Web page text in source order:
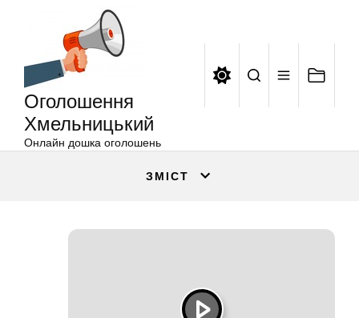
Оголошення
Хмельницький
Онлайн дошка оголошень
ЗМІСТ